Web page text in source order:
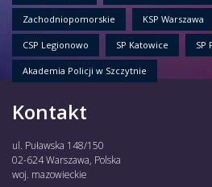
Zachodniopomorskie KSP Warszawa
CSP Legionowo SP Katowice SP
Akademia Policji w Szczytnie
Kontakt
ul. Puławska 148/150
02-624 Warszawa, Polska
woj. mazowieckie